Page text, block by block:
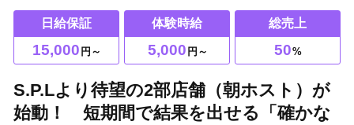
日給保証
15,000 円～
体験時給
5,000 円～
総売上
50%
S.P.Lより待望の2部店舗（朝ホスト）が
始動！ 短期間で結果を出せる「確かな